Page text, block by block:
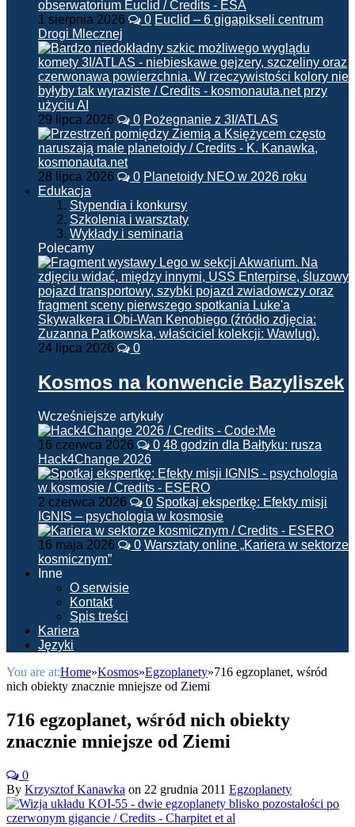
1 sierpnia 2026 0 Euclid – 6 gigapikseli centrum
Drogi Mlecznej
29 lipca 2026 0 Pożegnanie z 3I/ATLAS
28 lipca 2026 0 Planetoidy NEO w 2026 roku
Edukacja
Stypendia i konkursy
Szkolenia i warsztaty
Wykłady i seminaria
Polecamy
24 lipca 2026 0
Kosmos na konwencie Bazyliszek
Wcześniejsze artykuły
16 czerwca 2026 0 48 godzin dla Bałtyku: rusza
Hack4Change 2026
2 czerwca 2026 0 Spotkaj ekspertkę: Efekty misji
IGNIS – psychologia w kosmosie
16 maja 2026 0 Warsztaty online „Kariera w sektorze
kosmicznym”
Inne
O serwisie
Kontakt
Spis treści
Kariera
Języki
You are at:Home»Kosmos»Egzoplanety»716 egzoplanet, wśród
nich obiekty znacznie mniejsze od Ziemi
716 egzoplanet, wśród nich obiekty
znacznie mniejsze od Ziemi
0
By Krzysztof Kanawka on 22 grudnia 2011 Egzoplanety